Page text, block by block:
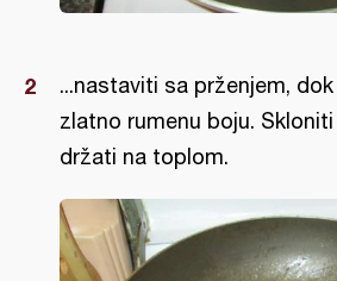
...nastaviti sa prženjem,
zlatno rumenu boju.
držati na toplom.